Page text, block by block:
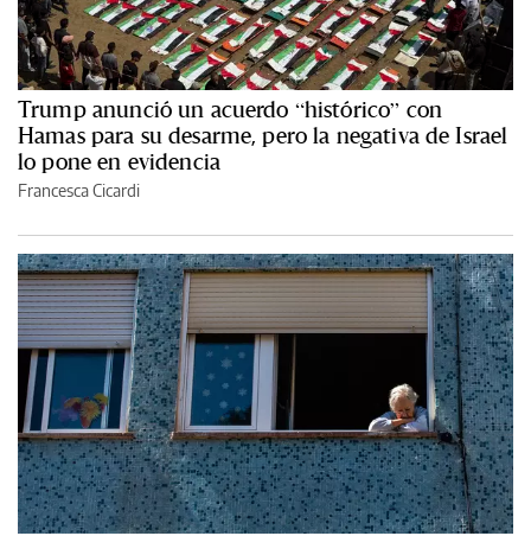
Trump anunció un acuerdo “histórico” con
Hamas para su desarme, pero la negativa de Israel
lo pone en evidencia
Francesca Cicardi